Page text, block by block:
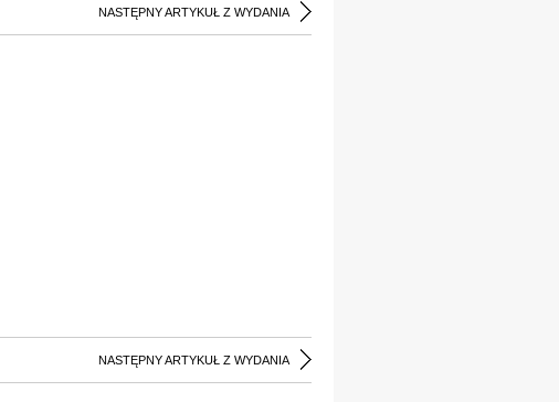
NASTĘPNY ARTYKUŁ Z WYDANIA
NASTĘPNY ARTYKUŁ Z WYDANIA